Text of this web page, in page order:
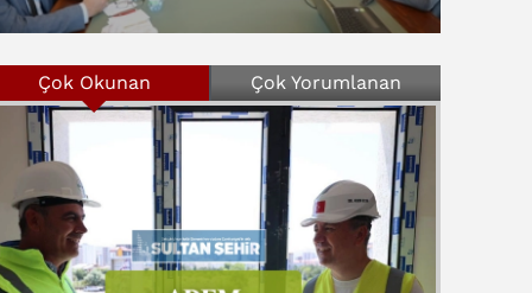
Çok Okunan Çok Yorumlanan